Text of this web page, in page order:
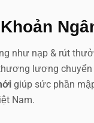
như nạp & rút
lượng chuyển
giúp sức phần
Nam.